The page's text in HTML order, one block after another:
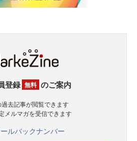
登録 無料 のご案内
過去記事が閲覧できます
メルマガを受信できます
ールバックナンバー